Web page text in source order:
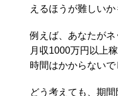
えるほうが難しいか
例えば、あなたがネ
月収1000万円以上
時間はかからないで
どう考えても、期